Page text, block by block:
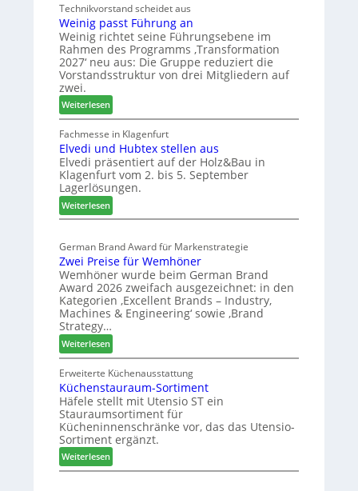
h
l
a
n
d
z
u
r
H
a
u
s
m
e
s
s
e
b
e
l
b
a
n
c
h
e
e
r
ö
r
t
t
Z
u
k
u
f
t
Technikvorstand scheidet aus
Weinig passt Führung an
Weinig richtet seine Führungsebene im
Rahmen des Programms ‚Transformation
2027‘ neu aus: Die Gruppe reduziert die
Vorstandsstruktur von drei Mitgliedern auf
zwei.
Weiterlesen:
W
e
i
n
i
g
p
a
s
t
F
ü
h
r
u
n
g
a
n
Fachmesse in Klagenfurt
Elvedi und Hubtex stellen aus
Elvedi präsentiert auf der Holz&Bau in
Klagenfurt vom 2. bis 5. September
Lagerlösungen.
Weiterlesen:
E
v
e
d
i
u
n
d
H
u
b
t
e
x
s
t
e
German Brand Award für Markenstrategie
Zwei Preise für Wemhöner
Wemhöner wurde beim German Brand
Award 2026 zweifach ausgezeichnet: in den
Kategorien ‚Excellent Brands – Industry,
Machines & Engineering‘ sowie ‚Brand
Strategy…
Weiterlesen:
Z
w
e
i
P
r
e
i
s
Erweiterte Küchenausstattung
Küchenstauraum-Sortiment
Häfele stellt mit Utensio ST ein
Stauraumsortiment für
Kücheninnenschränke vor, das das Utensio-
Sortiment ergänzt.
Weiterlesen:
K